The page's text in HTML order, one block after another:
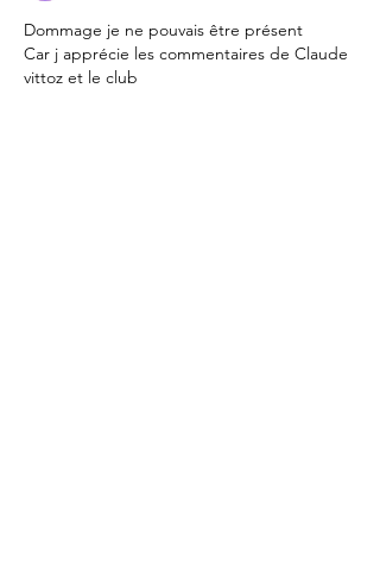
Dommage je ne pouvais être présent
Car j apprécie les commentaires de Claude
vittoz et le club